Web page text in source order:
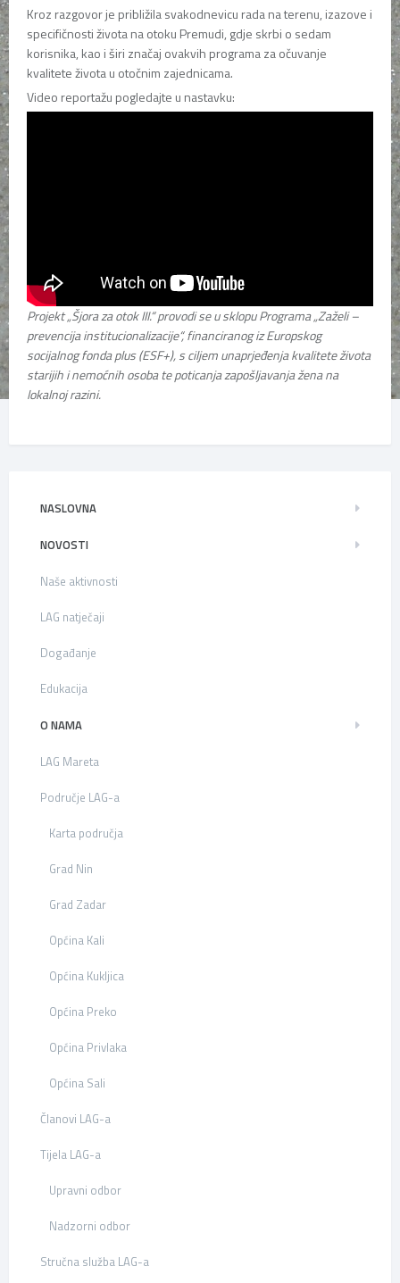
Kroz razgovor je približila svakodnevicu rada na terenu, izazove i
specifičnosti života na otoku Premudi, gdje skrbi o sedam
korisnika, kao i širi značaj ovakvih programa za očuvanje
kvalitete života u otočnim zajednicama.
Video reportažu pogledajte u nastavku:
Projekt „Šjora za otok III.“ provodi se u sklopu Programa „Zaželi –
prevencija institucionalizacije“, financiranog iz Europskog
socijalnog fonda plus (ESF+), s ciljem unaprjeđenja kvalitete života
starijih i nemoćnih osoba te poticanja zapošljavanja žena na
lokalnoj razini.
NASLOVNA
NOVOSTI
Naše aktivnosti
LAG natječaji
Događanje
Edukacija
O NAMA
LAG Mareta
Područje LAG-a
Karta područja
Grad Nin
Grad Zadar
Općina Kali
Općina Kukljica
Općina Preko
Općina Privlaka
Općina Sali
Članovi LAG-a
Tijela LAG-a
Upravni odbor
Nadzorni odbor
Stručna služba LAG-a